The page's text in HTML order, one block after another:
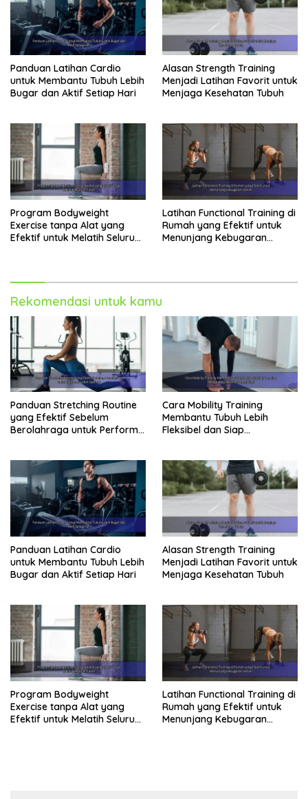
Panduan Latihan Cardio
untuk Membantu Tubuh Lebih
Bugar dan Aktif Setiap Hari
Alasan Strength Training
Menjadi Latihan Favorit untuk
Menjaga Kesehatan Tubuh
Program Bodyweight
Exercise tanpa Alat yang
Efektif untuk Melatih Seluruh
Latihan Functional Training di
Rumah yang Efektif untuk
Menunjang Kebugaran
Rekomendasi untuk kamu
Panduan Stretching Routine
yang Efektif Sebelum
Berolahraga untuk Performa
Cara Mobility Training
Membantu Tubuh Lebih
Fleksibel dan Siap
Panduan Latihan Cardio
untuk Membantu Tubuh Lebih
Bugar dan Aktif Setiap Hari
Alasan Strength Training
Menjadi Latihan Favorit untuk
Menjaga Kesehatan Tubuh
Program Bodyweight
Exercise tanpa Alat yang
Efektif untuk Melatih Seluruh
Latihan Functional Training di
Rumah yang Efektif untuk
Menunjang Kebugaran